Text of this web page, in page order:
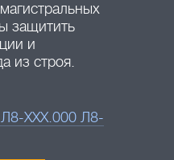
защитить
и
из строя.
XXX.000 Л8-